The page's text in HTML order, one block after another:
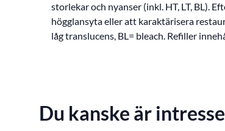
storlekar och nyanser (inkl. HT, LT, BL).
högglansyta eller att karaktärisera
låg translucens, BL= bleach. Refiller
Du kanske är